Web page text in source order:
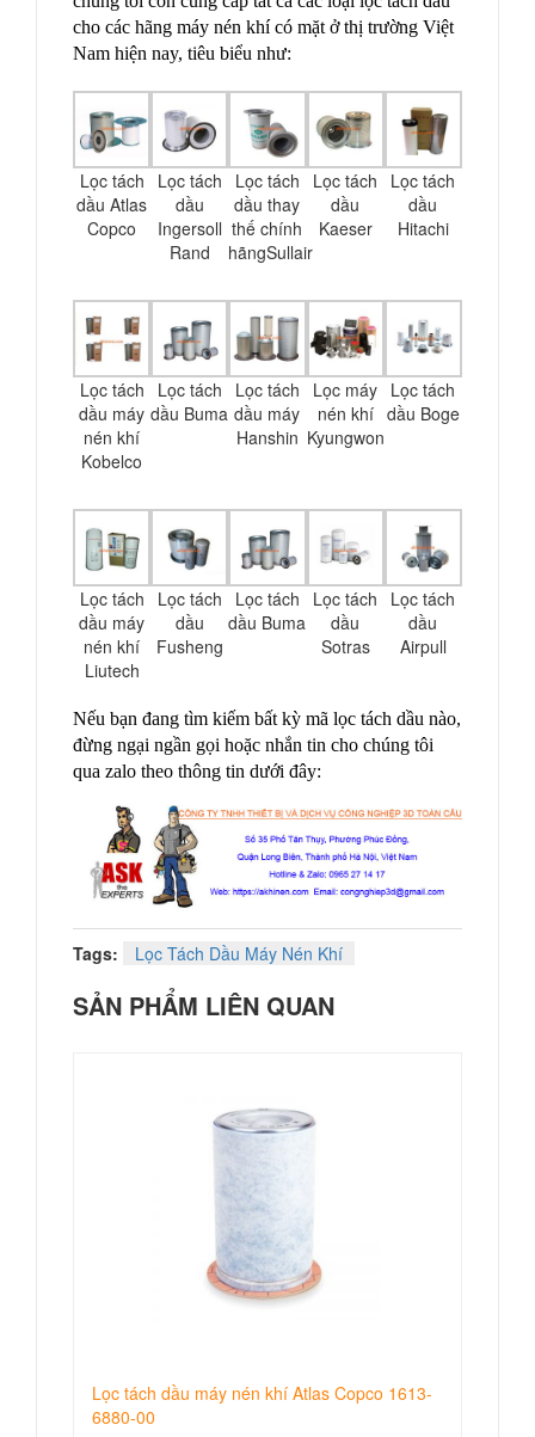
cho các hãng máy nén khí có mặt ở thị trường Việt
Nam hiện nay, tiêu biểu như:
Lọc tách
dầu Atlas
Copco
Lọc tách
dầu
Ingersoll
Rand
Lọc tách
dầu thay
thế chính
hãngSullair
Lọc tách
dầu
Kaeser
Lọc tách
dầu
Hitachi
Lọc tách
dầu máy
nén khí
Kobelco
Lọc tách
dầu Buma
Lọc tách
dầu máy
Hanshin
Lọc máy
nén khí
Kyungwon
Lọc tách
dầu Boge
Lọc tách
dầu máy
nén khí
Liutech
Lọc tách
dầu
Fusheng
Lọc tách
dầu Buma
Lọc tách
dầu
Sotras
Lọc tách
dầu
Airpull
Nếu bạn đang tìm kiếm bất kỳ mã lọc tách dầu nào,
đừng ngại ngần gọi hoặc nhắn tin cho chúng tôi
qua zalo theo thông tin dưới đây:
Tags: Lọc Tách Dầu Máy Nén Khí
SẢN PHẨM LIÊN QUAN
Lọc tách dầu máy nén khí Atlas Copco 1613-
6880-00